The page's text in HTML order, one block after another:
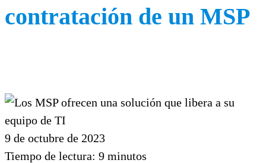
contratación de un MSP
9 de octubre de 2023
Tiempo de lectura: 9 minutos